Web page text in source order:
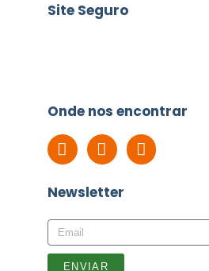
Site Seguro
Onde nos encontrar
Newsletter
ENVIAR